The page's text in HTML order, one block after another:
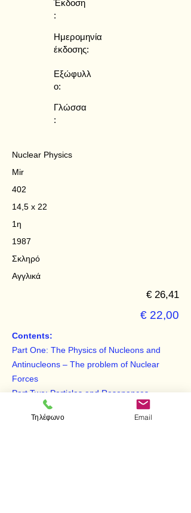
Έκδοση
:
Ημερομηνία
έκδοσης:
Εξώφυλλ
ο:
Γλώσσα
:
Nuclear Physics
Mir
402
14,5 x 22
1η
1987
Σκληρό
Αγγλικά
€ 26,41
€ 22,00
Contents:
Part One: The Physics of Nucleons and
Antinucleons – The problem of Nuclear
Forces
Part Two: Particles and Resonances
Τηλέφωνο Email